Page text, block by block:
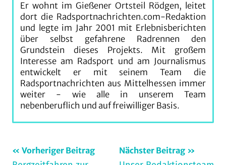
Er wohnt im Gießener Ortsteil Rödgen, leitet
dort die Radsportnachrichten.com-Redaktion
und legte im Jahr 2001 mit Erlebnisberichten
über selbst gefahrene Radrennen den
Grundstein dieses Projekts. Mit großem
Interesse am Radsport und am Journalismus
entwickelt er mit seinem Team die
Radsportnachrichten aus Mittelhessen immer
weiter - wie alle in unserem Team
nebenberuflich und auf freiwilliger Basis.
Schlagwörter:
Beitragsnavigation
Vorheriger Beitrag Nächster Beitrag